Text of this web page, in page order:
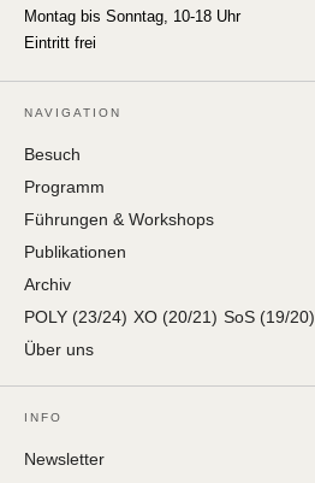
Montag bis Sonntag, 10-18 Uhr
Eintritt frei
NAVIGATION
Besuch
Programm
Führungen & Workshops
Publikationen
Archiv
POLY (23/24) XO (20/21) SoS (19/20)
Über uns
INFO
Newsletter